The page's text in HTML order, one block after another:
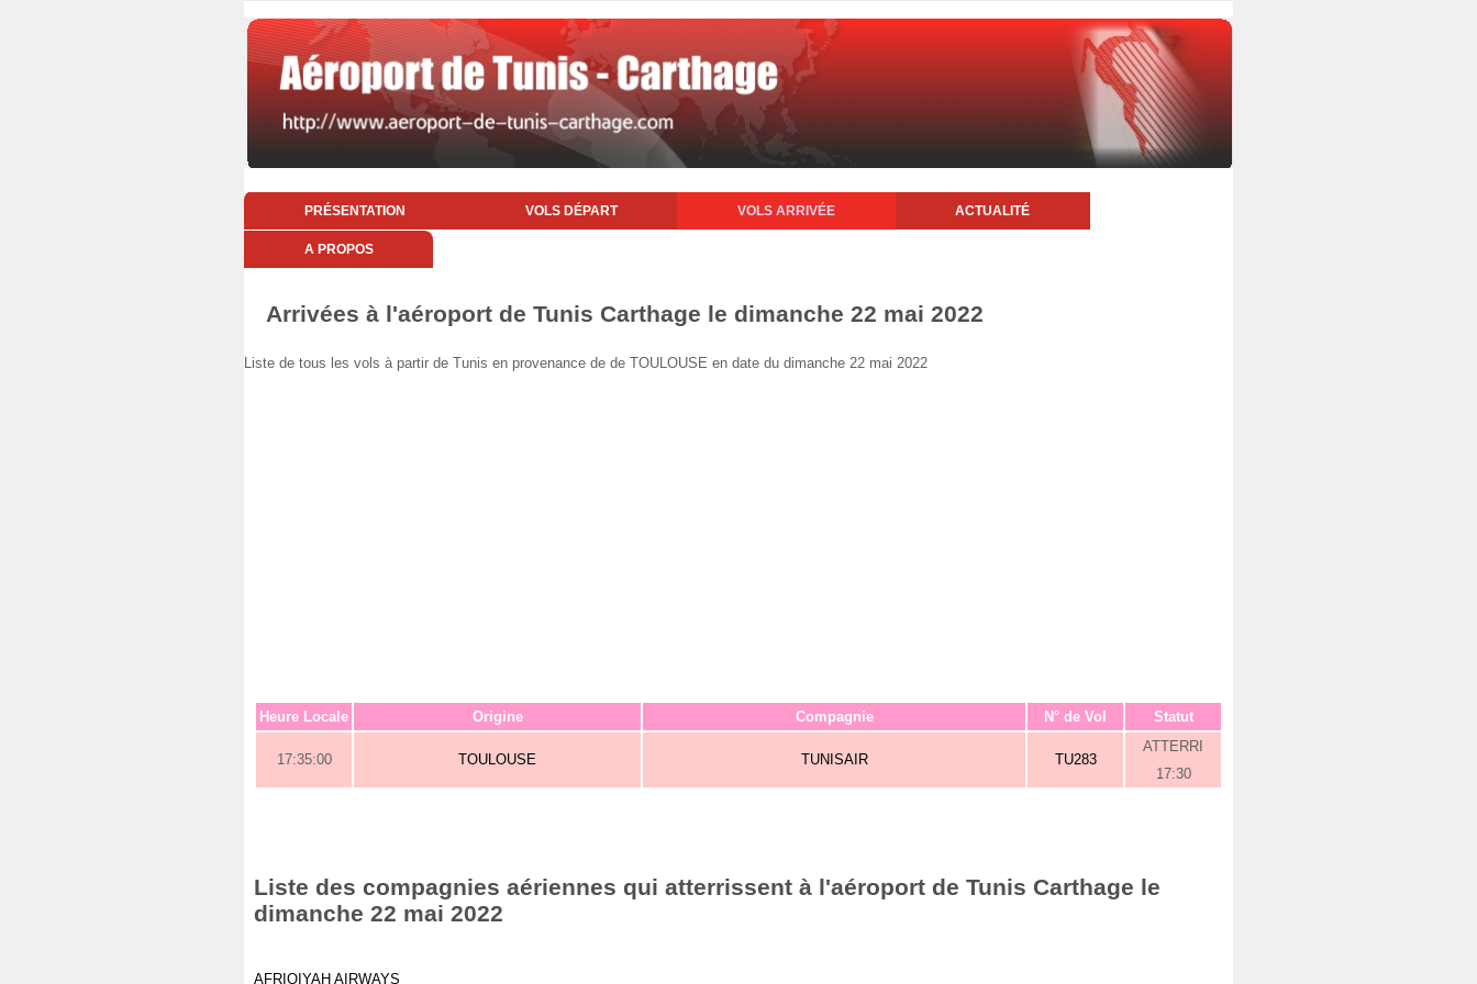
PRÉSENTATION VOLS DÉPART VOLS ARRIVÉE ACTUALITÉ
A PROPOS
Arrivées à l'aéroport de Tunis Carthage le dimanche 22 mai 2022
Liste de tous les vols à partir de Tunis en provenance de de TOULOUSE en date du dimanche 22 mai 2022
Heure Locale Origine Compagnie N° de Vol Statut
17:35:00 TOULOUSE TUNISAIR TU283
ATTERRI
17:30
Liste des compagnies aériennes qui atterrissent à l'aéroport de Tunis Carthage le
dimanche 22 mai 2022
AFRIQIYAH AIRWAYS